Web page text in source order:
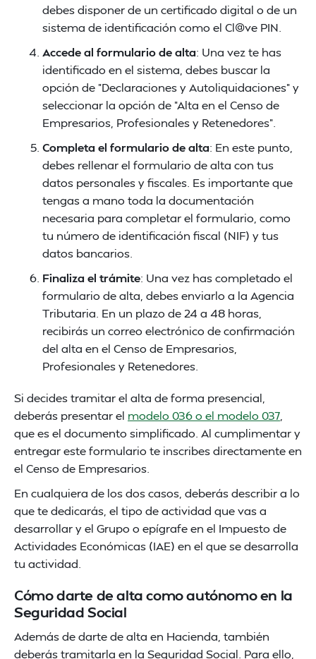
debes disponer de un certificado digital o de un
sistema de identificación como el Cl@ve PIN.
Accede al formulario de alta: Una vez te has
identificado en el sistema, debes buscar la
opción de "Declaraciones y Autoliquidaciones" y
seleccionar la opción de "Alta en el Censo de
Empresarios, Profesionales y Retenedores".
Completa el formulario de alta: En este punto,
debes rellenar el formulario de alta con tus
datos personales y fiscales. Es importante que
tengas a mano toda la documentación
necesaria para completar el formulario, como
tu número de identificación fiscal (NIF) y tus
datos bancarios.
Finaliza el trámite: Una vez has completado el
formulario de alta, debes enviarlo a la Agencia
Tributaria. En un plazo de 24 a 48 horas,
recibirás un correo electrónico de confirmación
del alta en el Censo de Empresarios,
Profesionales y Retenedores.
Si decides tramitar el alta de forma presencial,
deberás presentar el modelo 036 o el modelo 037
que es el documento simplificado. Al cumplimentar y
entregar este formulario te inscribes directamente en
el Censo de Empresarios.
En cualquiera de los dos casos, deberás describir a lo
que te dedicarás, el tipo de actividad que vas a
desarrollar y el Grupo o epígrafe en el Impuesto de
Actividades Económicas (IAE) en el que se desarrolla
tu actividad.
Cómo darte de alta como autónomo en la
Seguridad Social
Además de darte de alta en Hacienda, también
deberás tramitarla en la Seguridad Social. Para ello,